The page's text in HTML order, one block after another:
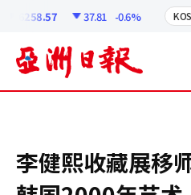
6258.57 37.81 -0.6%
李健熙收藏展移